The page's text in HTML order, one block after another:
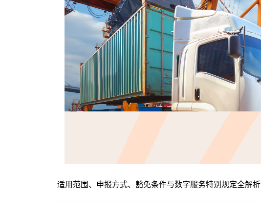
适用范围、申报方式、豁免条件与数字服务特别规定全解析